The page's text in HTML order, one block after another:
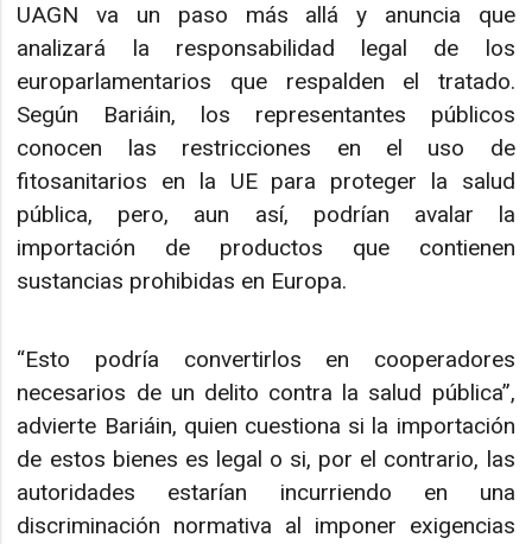
UAGN va un paso más allá y anuncia que
analizará la responsabilidad legal de los
europarlamentarios que respalden el tratado.
Según Bariáin, los representantes públicos
conocen las restricciones en el uso de
fitosanitarios en la UE para proteger la salud
pública, pero, aun así, podrían avalar la
importación de productos que contienen
sustancias prohibidas en Europa.
“Esto podría convertirlos en cooperadores
necesarios de un delito contra la salud pública”,
advierte Bariáin, quien cuestiona si la importación
de estos bienes es legal o si, por el contrario, las
autoridades estarían incurriendo en una
discriminación normativa al imponer exigencias